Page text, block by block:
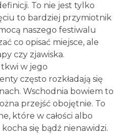
To nie jest tylko
to bardziej przymiotnik
naszego festiwalu
co opisać miejsce, ale
czy zjawiska.
tkwi w jego
często rozkładają się
Wschodnia bowiem to
przejść obojętnie. To
które w całości albo
się bądź nienawidzi.